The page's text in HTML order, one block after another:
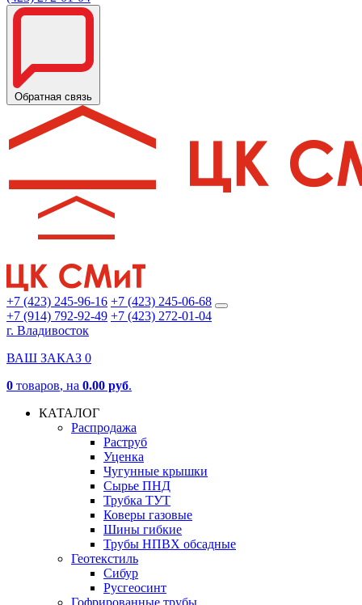
Обратная связь
+7 (423) 245-96-16 +7 (423) 245-06-68
+7 (914) 792-92-49 +7 (423) 272-01-04
г. Владивосток
ВАШ ЗАКАЗ 0
0 товаров, на 0.00 руб.
КАТАЛОГ
Распродажа
Раструб
Уценка
Чугунные крышки
Сырье ПНД
Трубка ТУТ
Коверы газовые
Шины гибкие
Трубы НПВХ обсадные
Геотекстиль
Сибур
Русгеосинт
Гофрированные трубы